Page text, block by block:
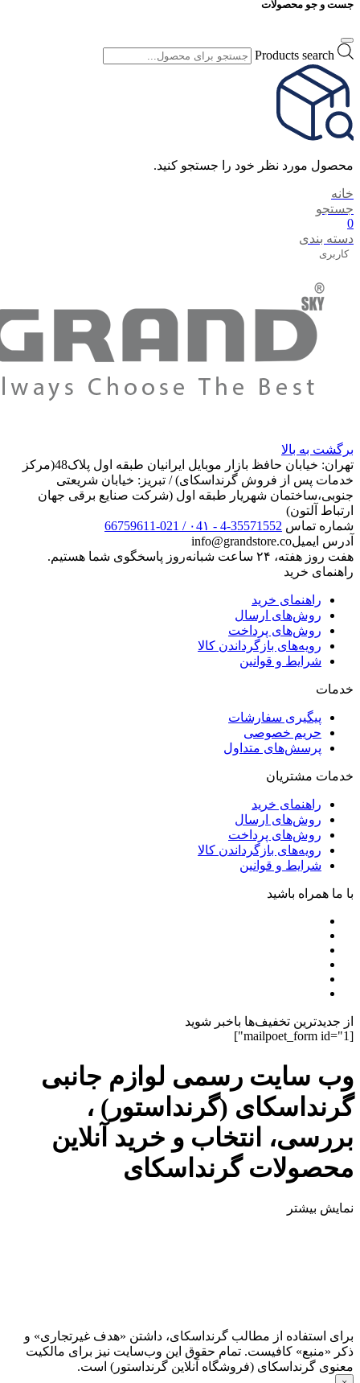
جست و جو محصولات
Products search
محصول مورد نظر خود را جستجو کنید.
خانه
جستجو
0
دسته بندی
کاربری
برگشت به بالا
تهران: خیابان حافظ بازار موبایل ایرانیان طبقه اول پلاک48(مرکز
خدمات پس از فروش گرنداسکای) / تبریز: خیابان شریعتی
جنوبی،ساختمان شهریار طبقه اول (شرکت صنایع برقی جهان
ارتباط آلتون)
شماره تماس 35571552-4 - ۰4۱ / 021-66759611
آدرس ایمیلinfo@grandstore.co
هفت روز هفته، ۲۴ ساعت شبانه‌روز پاسخگوی شما هستیم.
راهنمای خرید
راهنمای خرید
روش‌های ارسال
روش‌های پرداخت
رویه‌های بازگرداندن کالا
شرایط و قوانین
خدمات
پیگیری سفارشات
حریم خصوصی
پرسش‌های متداول
خدمات مشتریان
راهنمای خرید
روش‌های ارسال
روش‌های پرداخت
رویه‌های بازگرداندن کالا
شرایط و قوانین
با ما همراه باشید
از جدیدترین تخفیف‌ها باخبر شوید
[mailpoet_form id="1"]
وب سایت رسمی لوازم جانبی
گرنداسکای (گرنداستور) ،
بررسی، انتخاب و خرید آنلاین
محصولات گرنداسکای
نمایش بیشتر
برای استفاده از مطالب گرنداسکای، داشتن «هدف غیرتجاری» و
ذکر «منبع» کافیست. تمام حقوق اين وب‌سايت نیز برای مالکیت
معنوی گرنداسکای (فروشگاه آنلاین گرنداستور) است.